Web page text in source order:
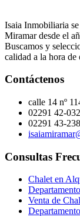
Isaia Inmobiliaria
Miramar desde el
Buscamos y
calidad a la hora
Contáctenos
calle 14 nº
02291 42-
02291 43-
Consultas
Chalet en
Venta de